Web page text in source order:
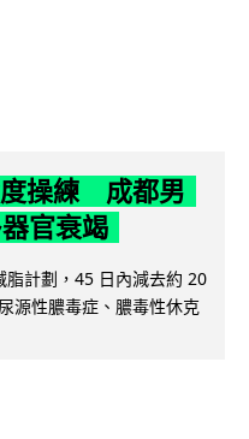
度操練 成都男
官衰竭
計劃，45 日內減去約 20
源性膿毒症、膿毒性休克